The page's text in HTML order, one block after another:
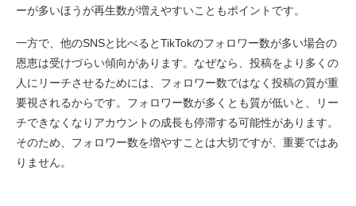
ーが多いほうが再生数が増えやすいこともポイントです。
一方で、他のSNSと比べるとTikTokのフォロワー数が多い場合の
恩恵は受けづらい傾向があります。なぜなら、投稿をより多くの
人にリーチさせるためには、フォロワー数ではなく投稿の質が重
要視されるからです。フォロワー数が多くとも質が低いと、リー
チできなくなりアカウントの成長も停滞する可能性があります。
そのため、フォロワー数を増やすことは大切ですが、重要ではあ
りません。